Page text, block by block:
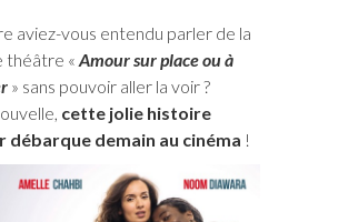
aviez-vous entendu parler de la
théâtre « Amour sur place ou à
» sans pouvoir aller la voir ?
cette jolie histoire
débarque demain au cinéma !